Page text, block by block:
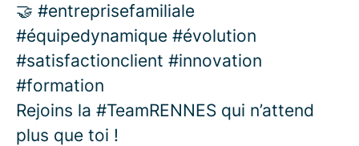
🤝 #entreprisefamiliale
#équipedynamique #évolution
#satisfactionclient #innovation
#formation
Rejoins la #TeamRENNES qui n’attend
plus que toi !